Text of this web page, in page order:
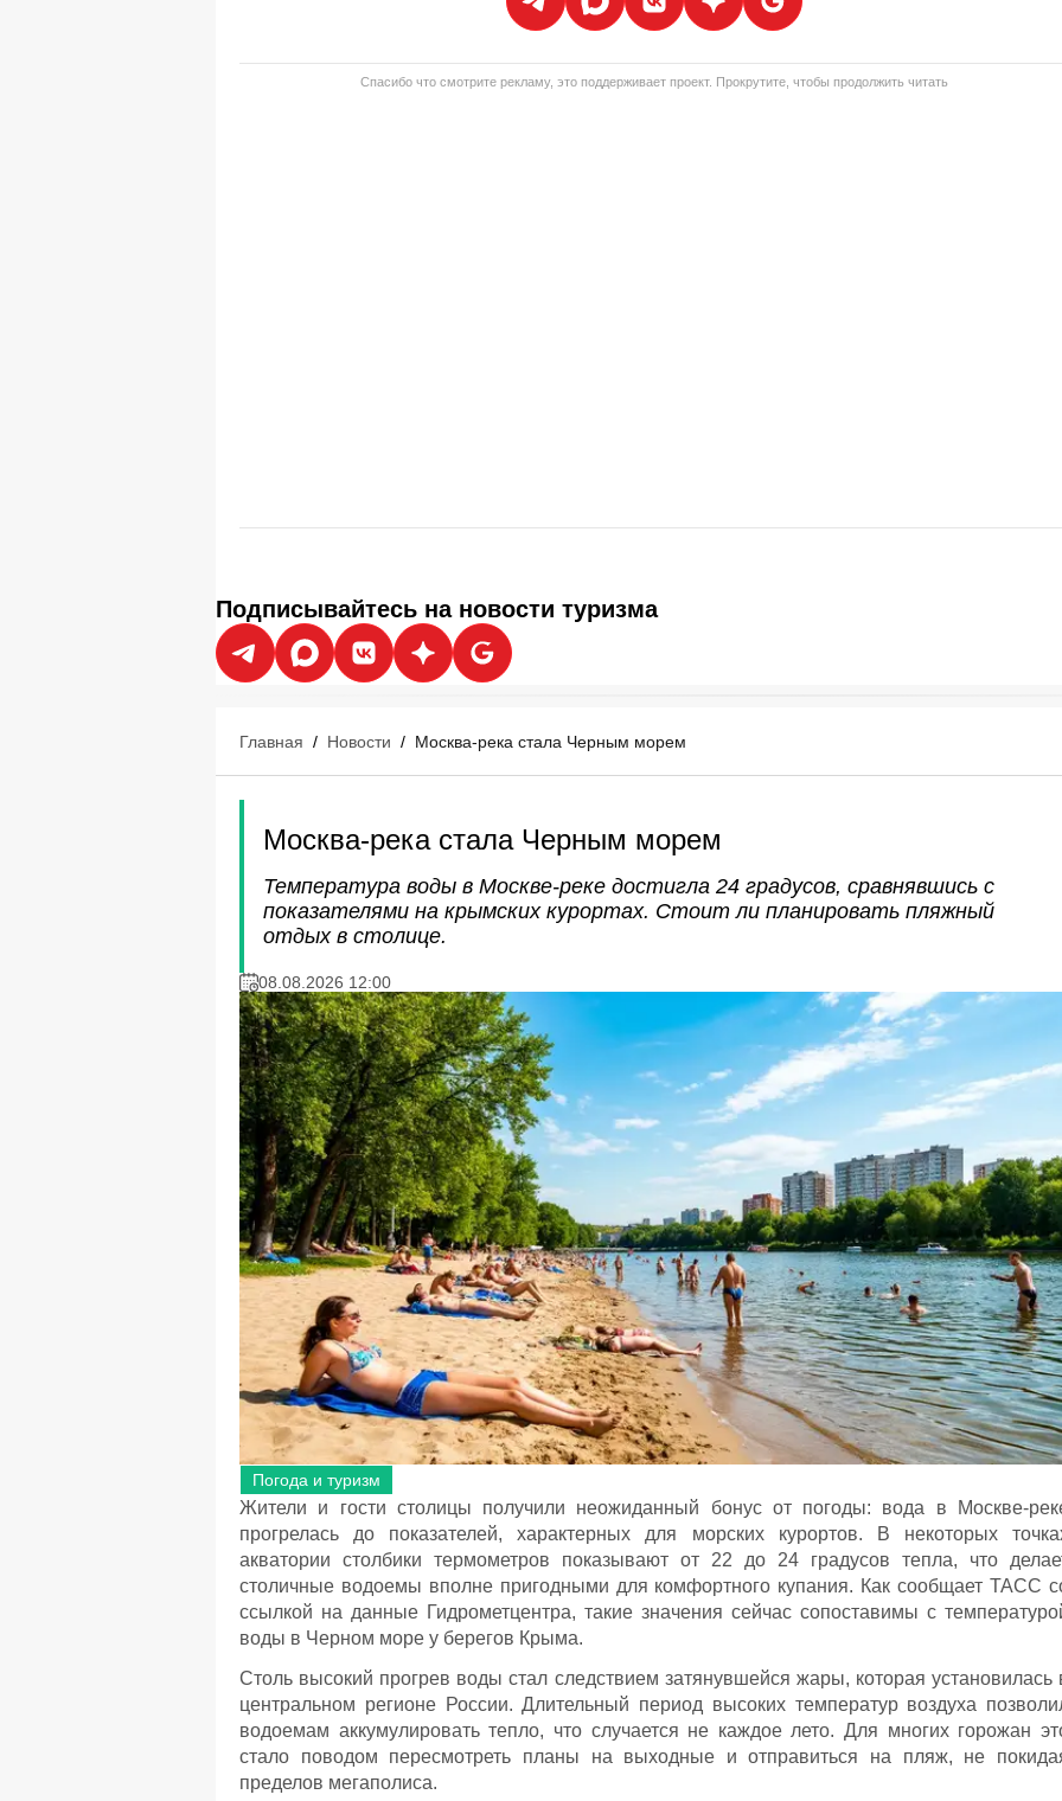
Спасибо что смотрите рекламу, это поддерживает проект. Прокрутите, чтобы продолжить читать
Подписывайтесь на новости туризма
Главная / Новости / Москва-река стала Черным морем
Москва-река стала Черным морем
Температура воды в Москве-реке достигла 24 градусов, сравнявшись с
показателями на крымских курортах. Стоит ли планировать пляжный
отдых в столице.
08.08.2026 12:00
Погода и туризм
Жители и гости столицы получили неожиданный бонус от погоды: вода в Москве-
прогрелась до показателей, характерных для морских курортов. В некоторых
акватории столбики термометров показывают от 22 до 24 градусов тепла, что
столичные водоемы вполне пригодными для комфортного купания. Как сообщает ТАСС
ссылкой на данные Гидрометцентра, такие значения сейчас сопоставимы с
воды в Черном море у берегов Крыма.
Столь высокий прогрев воды стал следствием затянувшейся жары, которая установилась
центральном регионе России. Длительный период высоких температур воздуха
водоемам аккумулировать тепло, что случается не каждое лето. Для многих горожан
стало поводом пересмотреть планы на выходные и отправиться на пляж, не
пределов мегаполиса.